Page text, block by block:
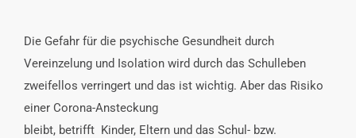
Die Gefahr für die psychische Gesundheit durch
Vereinzelung und Isolation wird durch das Schulleben
zweifellos verringert und das ist wichtig. Aber das Risiko
einer Corona-Ansteckung
bleibt, betrifft Kinder, Eltern und das Schul- bzw.